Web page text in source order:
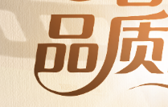
道 VR/AR 4K专区
入列 人生第一次 人生
CBA NBA 中超